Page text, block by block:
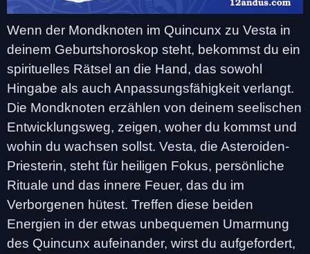
Wenn der Mondknoten im Quincunx zu Vesta in
deinem Geburtshoroskop steht, bekommst du ein
spirituelles Rätsel an die Hand, das sowohl
Hingabe als auch Anpassungsfähigkeit verlangt.
Die Mondknoten erzählen von deinem seelischen
Entwicklungsweg, zeigen, woher du kommst und
wohin du wachsen sollst. Vesta, die Asteroiden-
Priesterin, steht für heiligen Fokus, persönliche
Rituale und das innere Feuer, das du im
Verborgenen hütest. Treffen diese beiden
Energien in der etwas unbequemen Umarmung
des Quincunx aufeinander, wirst du aufgefordert,